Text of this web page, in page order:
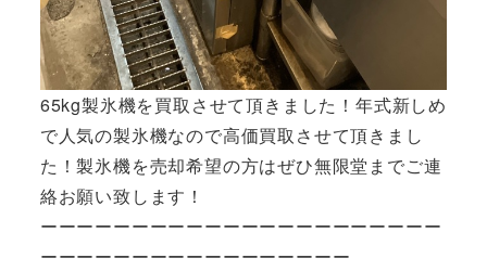
65kg製氷機を買取させて頂きました！年式新しめ
で人気の製氷機なので高価買取させて頂きまし
た！製氷機を売却希望の方はぜひ無限堂までご連
絡お願い致します！
ーーーーーーーーーーーーーーーーーーーーーー
ーーーーーーーーーーーーーーーーー